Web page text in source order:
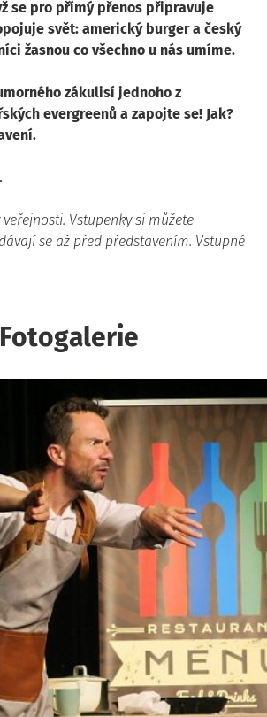
se pro přímý přenos připravuje
svět: americký burger a český
žasnou co všechno u nás umíme.
zákulisí jednoho z
evergreenů a zapojte se! Jak?
Vstupenky si můžete
se až před představením. Vstupné
Fotogalerie